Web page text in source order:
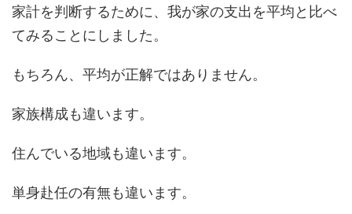
家計を判断するために、我が家の支出を平均と比べ
てみることにしました。
もちろん、平均が正解ではありません。
家族構成も違います。
住んでいる地域も違います。
単身赴任の有無も違います。